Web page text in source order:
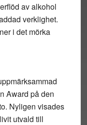
av alkohol
verklighet.
i det mörka
Award på den
Nyligen visades
utvald till